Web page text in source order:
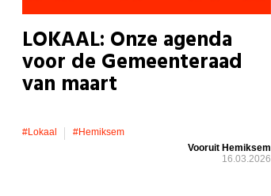
LOKAAL: Onze agenda
voor de Gemeenteraad
van maart
#lokaal
#hemiksem
Vooruit Hemiksem
16.03.2026